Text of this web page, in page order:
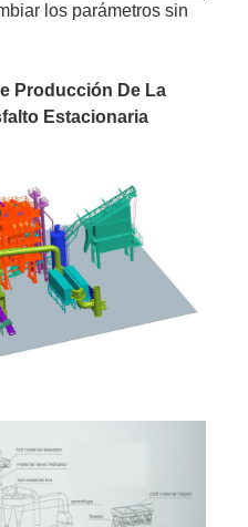
los parámetros sin
Producción De La
Estacionaria